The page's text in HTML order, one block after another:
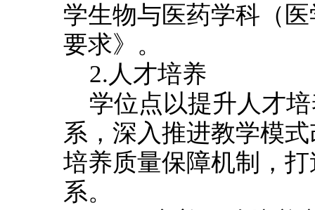
学生物与医药学科（
要求》。
2.人才培养
学位点以提升人才
系，深入推进教学模
培养质量保障机制，
系。